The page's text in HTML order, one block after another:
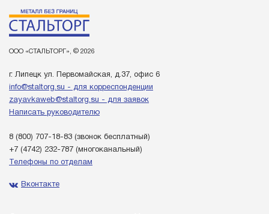
ООО «СТАЛЬТОРГ», © 2026
г. Липецк ул. Первомайская, д.37, офис 6
info@staltorg.su - для корреспонденции
zayavkaweb@staltorg.su - для заявок
Написать руководителю
8 (800) 707-18-83 (звонок бесплатный)
+7 (4742) 232-787 (многоканальный)
Телефоны по отделам
Вконтакте